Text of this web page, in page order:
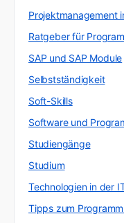
Projektmanagement
Ratgeber für
SAP und SAP Module
Selbstständigkeit
Soft-Skills
Software und
Studiengänge
Studium
Technologien in der
Tipps zum